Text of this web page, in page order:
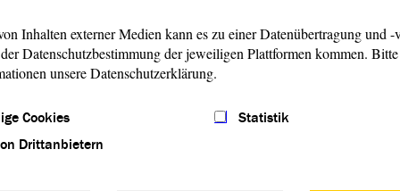
ist, den bitte
- Das sind alle
jetzt: Gibt es
es nicht.
- Gibt es auch nicht. Dann
die sich hier im
Inhalten externer Medien kann es zu einer Datenübertragung und -
Datenschutzbestimmung der jeweiligen Plattformen kommen.
unsere Datenschutzerklärung.
Cookies
Statistik
Drittanbietern